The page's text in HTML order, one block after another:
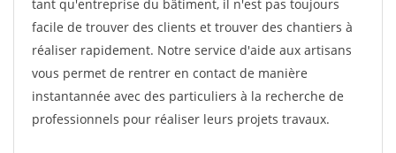
tant qu'entreprise du bâtiment, il n'est pas toujours
facile de trouver des clients et trouver des chantiers à
réaliser rapidement. Notre service d'aide aux artisans
vous permet de rentrer en contact de manière
instantannée avec des particuliers à la recherche de
professionnels pour réaliser leurs projets travaux.